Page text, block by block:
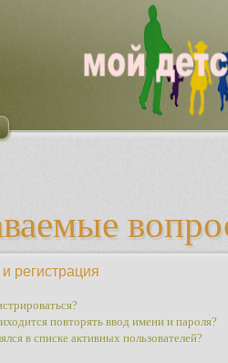
регистрация
повторять ввод имени и пароля?
в списке активных пользователей?